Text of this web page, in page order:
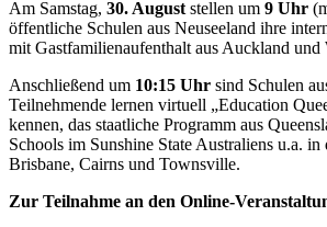
Am Samstag, 30. August stellen um 9 Uhr
öffentliche Schulen aus Neuseeland ihre
mit Gastfamilienaufenthalt aus Auckland und
Anschließend um 10:15 Uhr sind Schulen
Teilnehmende lernen virtuell „Education
kennen, das staatliche Programm aus
Schools im Sunshine State Australiens u.a.
Brisbane, Cairns und Townsville.
Zur Teilnahme an den Online-